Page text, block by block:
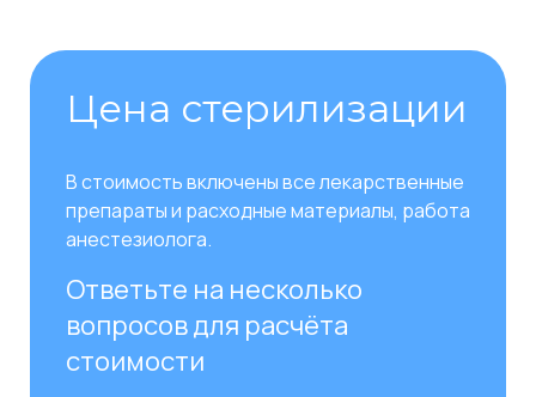
Цена стерилизации
В стоимость включены все лекарственные
препараты и расходные материалы, работа
анестезиолога.
Ответьте на несколько
вопросов для расчёта
стоимости